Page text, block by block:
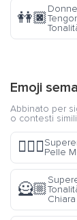
👭🏿
Emoji
Abbinato per
o contesti
🦸🏽‍♂️Pelle
🦸🏼
Chiara